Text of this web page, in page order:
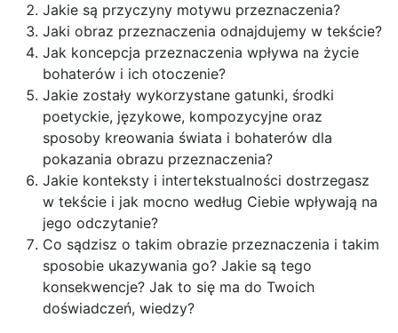
Jakie są przyczyny motywu przeznaczenia?
Jaki obraz przeznaczenia odnajdujemy w tekście?
Jak koncepcja przeznaczenia wpływa na życie
bohaterów i ich otoczenie?
Jakie zostały wykorzystane gatunki, środki
poetyckie, językowe, kompozycyjne oraz
sposoby kreowania świata i bohaterów dla
pokazania obrazu przeznaczenia?
Jakie konteksty i intertekstualności dostrzegasz
w tekście i jak mocno według Ciebie wpływają na
jego odczytanie?
Co sądzisz o takim obrazie przeznaczenia i takim
sposobie ukazywania go? Jakie są tego
konsekwencje? Jak to się ma do Twoich
doświadczeń, wiedzy?